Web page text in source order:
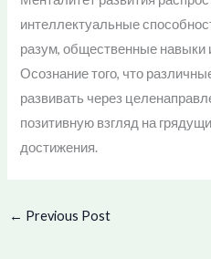
интеллектуальные
разум, общественные навыки
Осознание того, что
развивать через
позитивную взгляд на
достижения.
← Previous Post